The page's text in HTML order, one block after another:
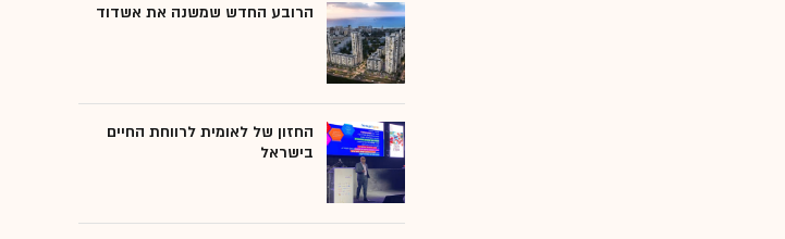
הרובע החדש שמשנה את אשדוד
החזון של לאומית לרווחת החיים
בישראל